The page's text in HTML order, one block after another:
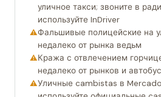
уличное такси; звоните в
используйте InDriver
Фальшивые полицейские на
недалеко от рынка ведьм
Кража с отвлечением
недалеко от рынков и
Уличные cambistas в